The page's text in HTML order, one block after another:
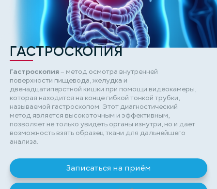
ГАСТРОСКОПИЯ
Гастроскопия – метод осмотра внутренней
поверхности пищевода, желудка и
двенадцатиперстной кишки при помощи видеокамеры,
которая находится на конце гибкой тонкой трубки,
называемой гастроскопом. Этот диагностический
метод является высокоточным и эффективным,
позволяет не только увидеть органы изнутри, но и дает
возможность взять образец ткани для дальнейшего
анализа.
Записаться на приём